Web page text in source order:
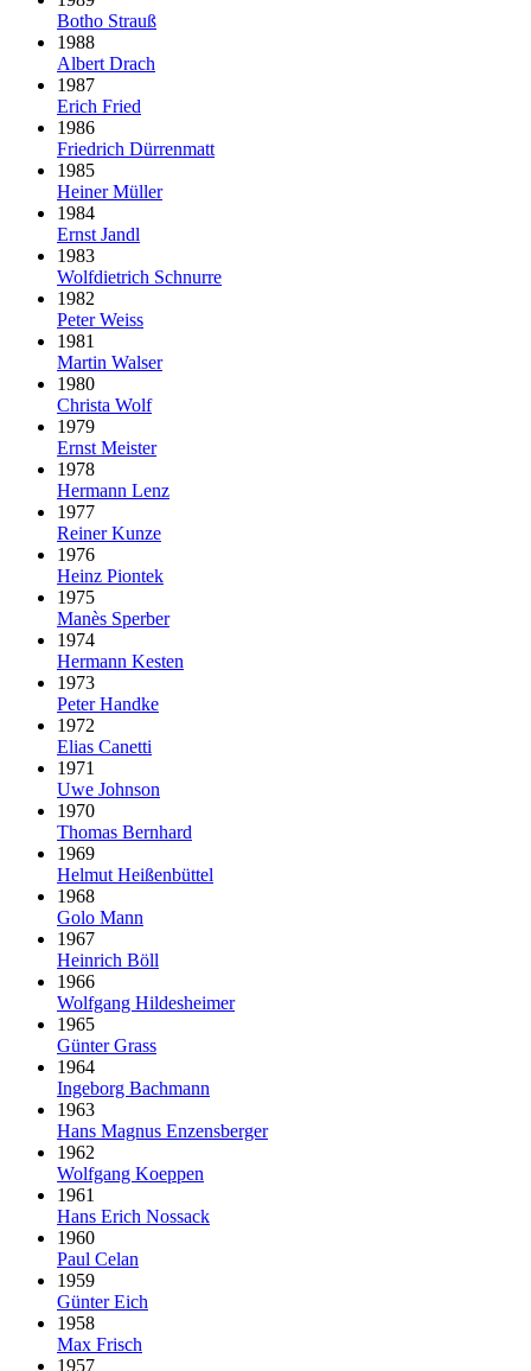
Botho Strauß
1988
Albert Drach
1987
Erich Fried
1986
Friedrich Dürrenmatt
1985
Heiner Müller
1984
Ernst Jandl
1983
Wolfdietrich Schnurre
1982
Peter Weiss
1981
Martin Walser
1980
Christa Wolf
1979
Ernst Meister
1978
Hermann Lenz
1977
Reiner Kunze
1976
Heinz Piontek
1975
Manès Sperber
1974
Hermann Kesten
1973
Peter Handke
1972
Elias Canetti
1971
Uwe Johnson
1970
Thomas Bernhard
1969
Helmut Heißenbüttel
1968
Golo Mann
1967
Heinrich Böll
1966
Wolfgang Hildesheimer
1965
Günter Grass
1964
Ingeborg Bachmann
1963
Hans Magnus Enzensberger
1962
Wolfgang Koeppen
1961
Hans Erich Nossack
1960
Paul Celan
1959
Günter Eich
1958
Max Frisch
1957